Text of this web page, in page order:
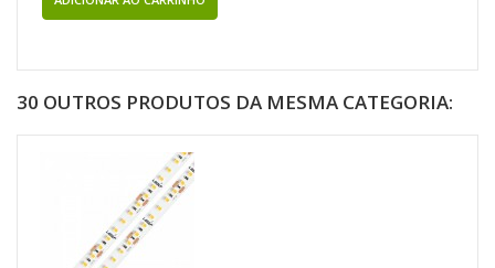
30 OUTROS PRODUTOS DA MESMA CATEGORIA: